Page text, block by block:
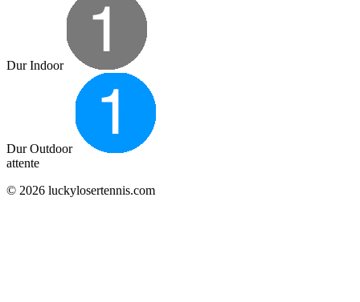
Dur Indoor
Dur Outdoor
attente
© 2026 luckylosertennis.com